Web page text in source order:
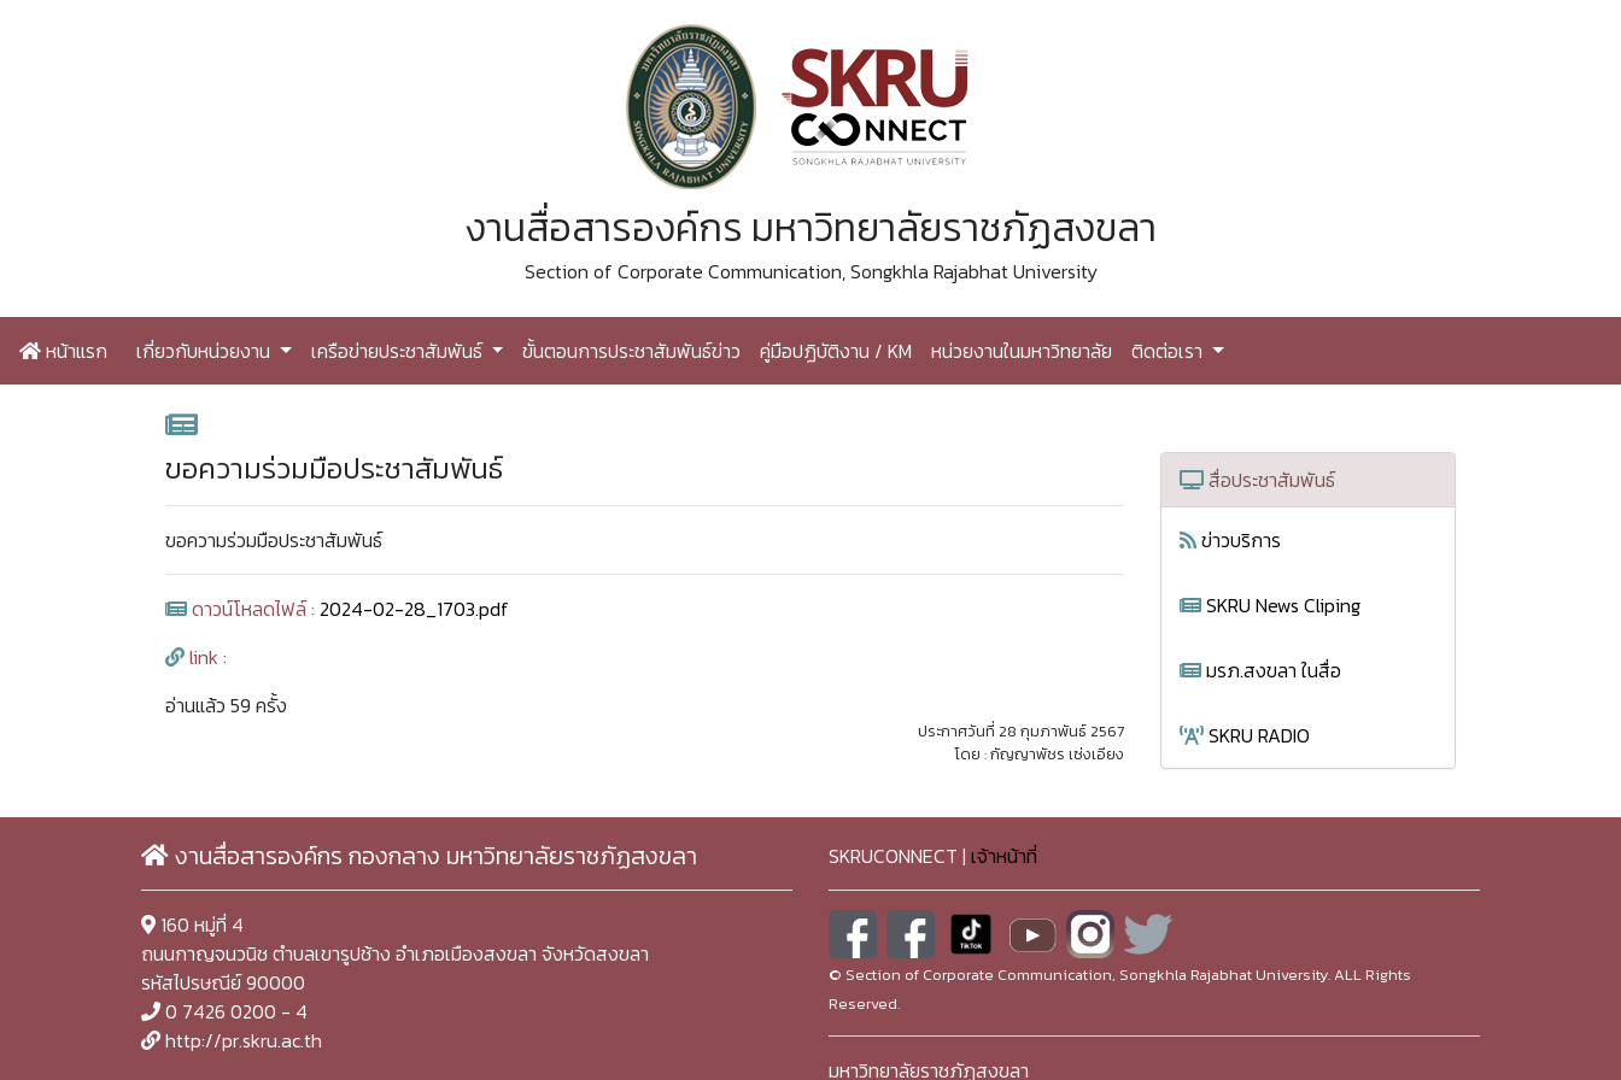
งานสื่อสารองค์กร มหาวิทยาลัยราชภัฏสงขลา
Section of Corporate Communication, Songkhla Rajabhat University
หน้าแรก เกี่ยวกับหน่วยงาน เครือข่ายประชาสัมพันธ์ ขั้นตอนการประชาสัมพันธ์ข่าว คู่มือปฏิบัติงาน / KM หน่วยงานในมหาวิทยาลัย ติดต่อเรา
ขอความร่วมมือประชาสัมพันธ์
ขอความร่วมมือประชาสัมพันธ์
ดาวน์โหลดไฟล์ : 2024-02-28_1703.pdf
link :
อ่านแล้ว 59 ครั้ง
ประกาศวันที่ 28 กุมภาพันธ์ 2567
โดย : กัญญาพัชร เซ่งเอียง
สื่อประชาสัมพันธ์
ข่าวบริการ
SKRU News Cliping
มรภ.สงขลา ในสื่อ
SKRU RADIO
งานสื่อสารองค์กร กองกลาง มหาวิทยาลัยราชภัฏสงขลา
160 หมู่ที่ 4
ถนนกาญจนวนิช ตำบลเขารูปช้าง อำเภอเมืองสงขลา จังหวัดสงขลา
รหัสไปรษณีย์ 90000
0 7426 0200 - 4
http://pr.skru.ac.th
SKRUCONNECT | เจ้าหน้าที่
© Section of Corporate Communication, Songkhla Rajabhat University. ALL Rights
Reserved.
มหาวิทยาลัยราชภัฏสงขลา